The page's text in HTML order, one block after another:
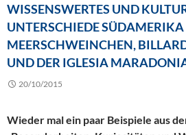
WISSENSWERTES UND
UNTERSCHIEDE
MEERSCHWEINCHEN,
UND DER IGLESIA
20/10/2015
Wieder mal ein paar Beispiele aus